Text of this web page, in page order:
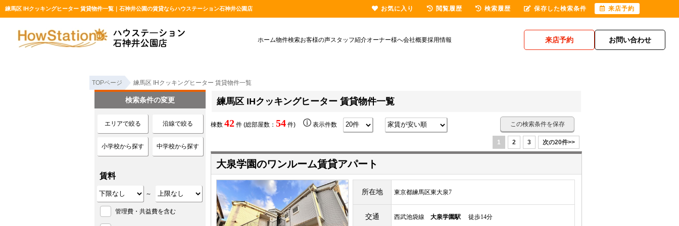
練馬区 IHクッキングヒーター 賃貸物件一覧｜石神井公園の賃貸ならハウステーション石神井公園店
ホーム物件検索お客様の声スタッフ紹介オーナー様へ会社概要採用情報 来店予約 お問い合わせ
TOPページ 練馬区 IHクッキングヒーター 賃貸物件一覧
練馬区 IHクッキングヒーター 賃貸物件一覧
棟数 42 件 (総部屋数： 54 件) 表示件数 この検索条件を保存
1 2 3 次の20件>>
大泉学園のワンルーム賃貸アパート
所在地 東京都練馬区東大泉7
交通 西武池袋線 大泉学園駅 徒歩14分
検索条件の変更
エリアで絞る 沿線で絞る
小学校から探す 中学校から探す
賃料
～
管理費・共益費を含む
お気に入り 閲覧履歴 検索履歴 保存した検索条件 来店予約